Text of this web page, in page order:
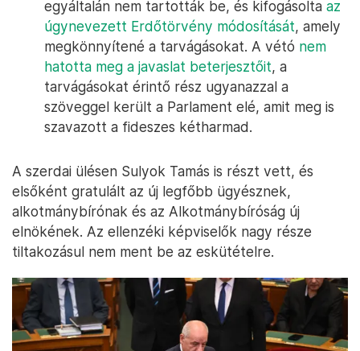
egyáltalán nem tartották be, és kifogásolta az
úgynevezett Erdőtörvény módosítását, amely
megkönnyítené a tarvágásokat. A vétó nem
hatotta meg a javaslat beterjesztőit, a
tarvágásokat érintő rész ugyanazzal a
szöveggel került a Parlament elé, amit meg is
szavazott a fideszes kétharmad.
A szerdai ülésen Sulyok Tamás is részt vett, és
elsőként gratulált az új legfőbb ügyésznek,
alkotmánybírónak és az Alkotmánybíróság új
elnökének. Az ellenzéki képviselők nagy része
tiltakozásul nem ment be az eskütételre.